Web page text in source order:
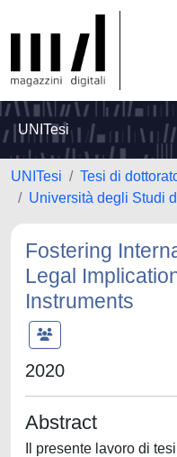
UNITesi
UNITesi
Tesi di
Università degli Studi
Fostering
Legal
Instruments
2020
Abstract
Il presente lavoro di